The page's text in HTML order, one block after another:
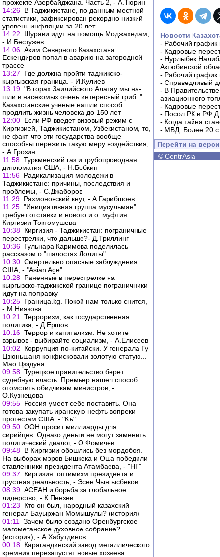
прожекте Азербайджана. Часть 2, - А.Тюрин
14:26 В Таджикистане, по данным местной
статистики, зафиксирован рекордно низкий
уровень инфляции за 20 лет
14:22
Шурави идут на помощь Моджахедам,
- И.Бестужев
14:06 Аким Северного Казахстана
Ескендиров попал в аварию на загородной
трассе
13:27
Где должна пройти таджикско-
кыргызская граница, - И.Кулиев
13:19 "В го­рах За­илий­ско­го Ала­тау мы на­
шли в на­се­ко­мых очень ин­те­рес­ный гриб..".
Казахстанские ученые нашли способ
продлить жизнь человека до 150 лет
12:00 Если РФ введет визовый режим с
Киргизией, Таджикистаном, Узбекистаном, то,
не факт, что эти государства вообще
способны пережить такую меру воздействия,
- А.Грозин
11:58 Туркменский газ и трубопроводная
дипломатия США, - Н.Бобкин
11:56 Радикализация молодежи в
Таджикистане: причины, последствия и
проблемы, - С.Джаборов
11:29 Рахмоновский кнут, - А.Гарибшоев
11:25 "Инициативная группа мусульман"
требует отставки и нового и.о. муфтия
Киргизии Токтомушева
10:38 Киргизия - Таджикистан: пограничные
перестрелки, что дальше?- Д.Триллинг
10:36 Гульнара Каримова поделилась
рассказом о "шалостях Лолиты"
10:30 Смертельно опасные заблуждения
США, - "Asian Age"
10:28 Раненные в перестрелке на
кыргызско-таджикской границе пограничники
идут на поправку
10:25 Граница.kg. Покой нам только снится,
- М.Ниязова
10:21
Терроризм, как государственная
политика, - Д.Ершов
10:16 Террор и капитализм. Не хотите
взрывов - выбирайте социализм, - А.Елисеев
10:02
Коррупция по-китайски. У генерала Гу
Цзюньшаня конфисковали золотую статую...
Мао Цзэдуна
09:58 Турецкое правительство берет
судебную власть. Премьер нашел способ
отомстить обидчикам министров, -
О.Кузнецова
09:55 Россия умеет себе поставить. Она
готова закупать иранскую нефть вопреки
протестам США, - "Къ"
09:50 ООН просит миллиарды для
сирийцев. Однако деньги не могут заменить
политический диалог, - О.Фомичев
09:48 В Киргизии обошлись без мордобоя.
На выборах мэров Бишкека и Оша победили
ставленники президента Атамбаева, - "НГ"
09:37
Киргизия: оптимизм президента и
грустная реальность, - Эсен Чынгысбеков
08:39 АСЕАН и борьба за глобальное
лидерство, - К.Пензев
01:23
Кто он был, народный казахский
генерал Бауыржан Момышулы? (история)
01:11
Зачем было создано Оренбургское
магометанское духовное собрание?
(история), - А.Хабутдинов
00:18 Карагандинский завод металлического
кремния перезапустят новые хозяева
Новости
- Рабочий график
- Кадровые
- Нурлыбек
Актюбинской
- Рабочий график
- Справедливый
- В
авиационного
- Кадровые
- Посол РК в РФ
- Когда тайна
- МВД: Более 20
Перейти на
© CentrAsia